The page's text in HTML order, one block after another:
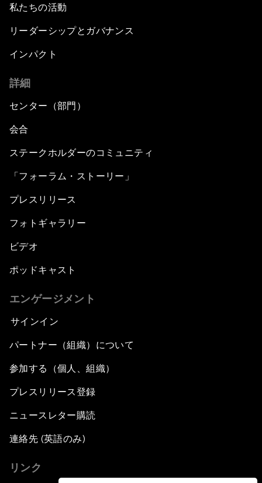
私たちの活動
リーダーシップとガバナンス
インパクト
詳細
センター（部門）
会合
ステークホルダーのコミュニティ
「フォーラム・ストーリー」
プレスリリース
フォトギャラリー
ビデオ
ポッドキャスト
エンゲージメント
サインイン
パートナー（組織）について
参加する（個人、組織）
プレスリリース登録
ニュースレター購読
連絡先 (英語のみ)
リンク